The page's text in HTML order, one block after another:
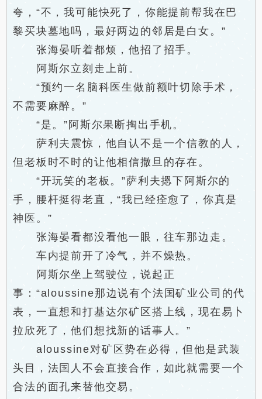
夸，“不，我可能快死了，你能提前帮我在巴
黎买块墓地吗，最好两边的邻居是白女。”
张海晏听着都烦，他招了招手。
阿斯尔立刻走上前。
“预约一名脑科医生做前额叶切除手术，
不需要麻醉。”
“是。”阿斯尔果断掏出手机。
萨利夫震惊，他自认不是一个信教的人，
但老板时不时的让他相信撒旦的存在。
“开玩笑的老板。”萨利夫摁下阿斯尔的
手，腰杆挺得老直，“我已经痊愈了，你真是
神医。”
张海晏看都没看他一眼，往车那边走。
车内提前开了冷气，并不燥热。
阿斯尔坐上驾驶位，说起正
事：“aloussine那边说有个法国矿业公司的代
表，一直想和打基达尔矿区搭上线，现在易卜
拉欣死了，他们想找新的话事人。”
aloussine对矿区势在必得，但他是武装
头目，法国人不会直接合作，如此就需要一个
合法的面孔来替他交易。